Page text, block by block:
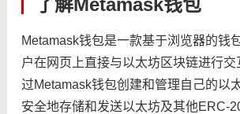
了解Metamask钱包
Metamask钱包是一款基于浏览器的钱
户在网页上直接与以太坊区块链进行
过Metamask钱包创建和管理自己的以
安全地存储和发送以太坊及其他ERC-